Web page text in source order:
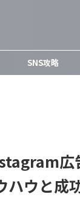
SNS攻略
ハウと成